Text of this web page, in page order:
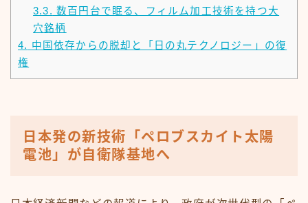
3.3. 数百円台で眠る、フィルム加工技術を持つ大
穴銘柄
4. 中国依存からの脱却と「日の丸テクノロジー」の復
権
日本発の新技術「ペロブスカイト太陽
電池」が自衛隊基地へ